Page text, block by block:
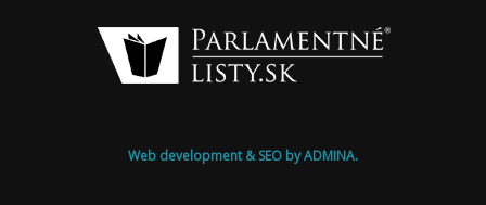
Web development & SEO by ADMINA.